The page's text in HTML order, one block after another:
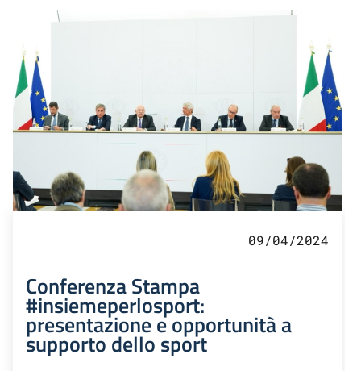
09/04/2024
Conferenza Stampa
#insiemeperlosport:
presentazione e opportunità a
supporto dello sport